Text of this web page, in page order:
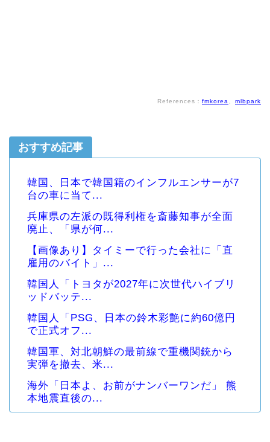
References： fmkorea、 mlbpark
おすすめ記事
韓国、日本で韓国籍のインフルエンサーが7
台の車に当て...
兵庫県の左派の既得利権を斎藤知事が全面
廃止、「県が何...
【画像あり】タイミーで行った会社に「直
雇用のバイト」...
韓国人「トヨタが2027年に次世代ハイブリ
ッドバッテ...
韓国人「PSG、日本の鈴木彩艶に約60億円
で正式オフ...
韓国軍、対北朝鮮の最前線で重機関銃から
実弾を撤去、米...
海外「日本よ、お前がナンバーワンだ」 熊
本地震直後の...